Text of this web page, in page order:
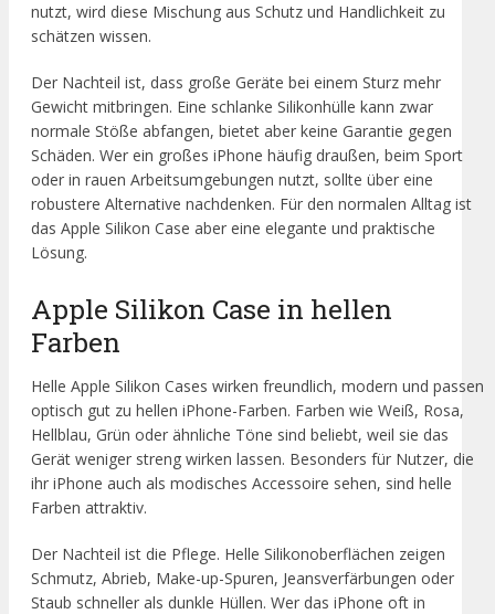
nutzt, wird diese Mischung aus Schutz und Handlichkeit zu
schätzen wissen.
Der Nachteil ist, dass große Geräte bei einem Sturz mehr
Gewicht mitbringen. Eine schlanke Silikonhülle kann zwar
normale Stöße abfangen, bietet aber keine Garantie gegen
Schäden. Wer ein großes iPhone häufig draußen, beim Sport
oder in rauen Arbeitsumgebungen nutzt, sollte über eine
robustere Alternative nachdenken. Für den normalen Alltag ist
das Apple Silikon Case aber eine elegante und praktische
Lösung.
Apple Silikon Case in hellen
Farben
Helle Apple Silikon Cases wirken freundlich, modern und passen
optisch gut zu hellen iPhone-Farben. Farben wie Weiß, Rosa,
Hellblau, Grün oder ähnliche Töne sind beliebt, weil sie das
Gerät weniger streng wirken lassen. Besonders für Nutzer, die
ihr iPhone auch als modisches Accessoire sehen, sind helle
Farben attraktiv.
Der Nachteil ist die Pflege. Helle Silikonoberflächen zeigen
Schmutz, Abrieb, Make-up-Spuren, Jeansverfärbungen oder
Staub schneller als dunkle Hüllen. Wer das iPhone oft in